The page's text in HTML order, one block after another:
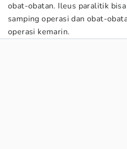
obat-obatan. Ileus paralitik
samping operasi dan obat-
operasi kemarin.